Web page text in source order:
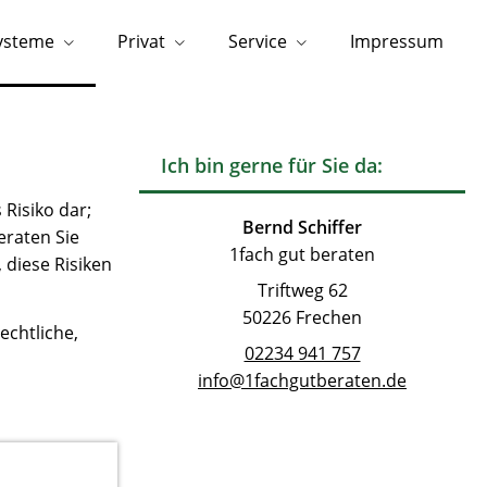
Privat Service Impressum
Ich bin gerne für Sie da:
Bernd Schiffer
1fach gut beraten
Triftweg 62
50226 Frechen
02234 941 757
info@1fachgutberaten.de
dar;
Sie
Risiken